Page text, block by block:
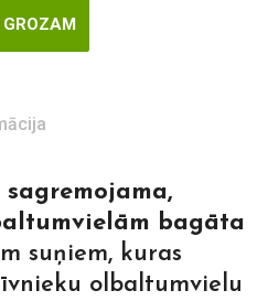
GROZAM
bagāta
suņiem, kuras
olbaltumvielu